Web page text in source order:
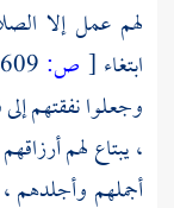
لهم عمل إلا
ابتغاء [ ص:
وجعلوا نفقتهم
، يبتاع لهم
أجملهم وأجلدهم